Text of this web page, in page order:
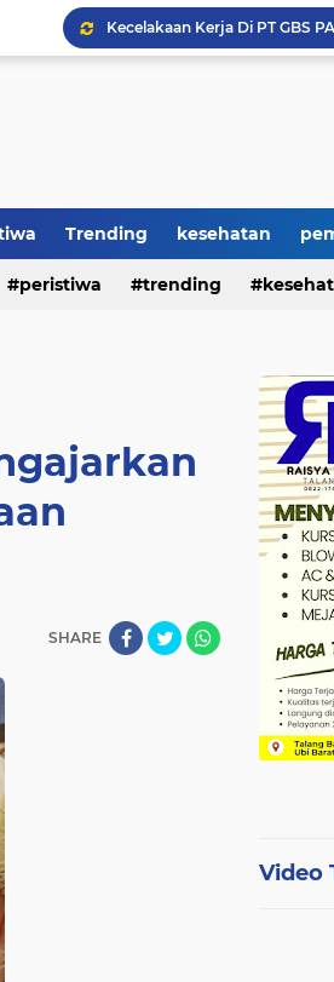
Kecelakaan Kerja Di PT GBS
Trending kesehatan
peristiwa trending
SHARE
Video